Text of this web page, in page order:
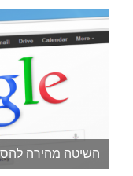
השיטה מהירה